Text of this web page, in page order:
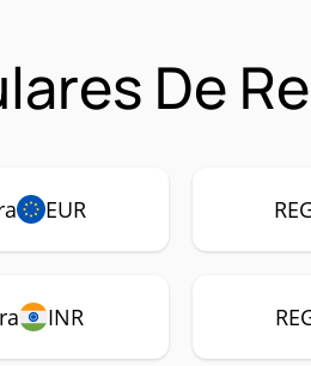
De
EUR
INR